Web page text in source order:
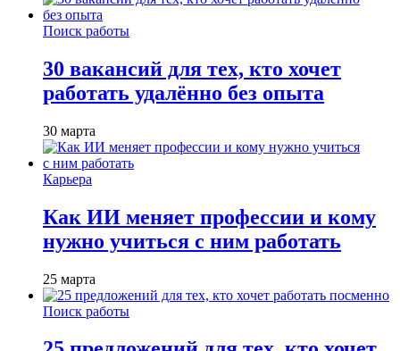
Поиск работы
30 вакансий для тех, кто хочет
работать удалённо без опыта
30 марта
Карьера
Как ИИ меняет профессии и кому
нужно учиться с ним работать
25 марта
Поиск работы